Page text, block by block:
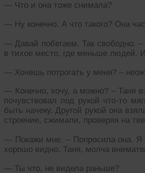
— Что и она тоже снимала?
— Ну конечно. А что такого? Она
— Давай побегаем. Так свободно.
в тихое место, где меньше людей.
— Хочешь потрогать у меня? –
— Конечно, хочу, а можно? – Таня
почувствовал под рукой что-то
быть начеку. Другой рукой она
строение, сжимали, проверяя на
— Покажи мне. – Попросила она. Я
хорошо видно. Таня, молча
— Ты что, не видела раньше?